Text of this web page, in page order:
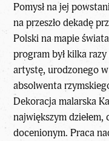
Pomysł na jej
na przeszło dekadę
Polski na mapie
program był kilka
artystę, urodzonego
absolwenta
Dekoracja malarska
największym
docenionym. Praca